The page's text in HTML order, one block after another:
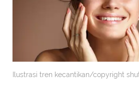
Ilustrasi tren kecantikan/copyright